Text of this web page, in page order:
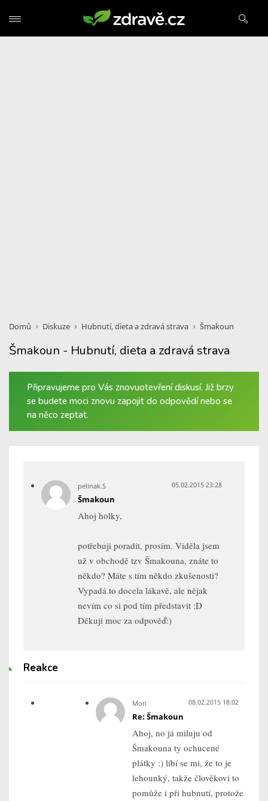
Domů Diskuze Hubnutí, dieta a zdravá strava Šmakoun
Šmakoun - Hubnutí, dieta a zdravá strava
Připravujeme pro Vás znovuotevření diskusí. Již brzy
se budete moci znovu zapojit do odpovědí nebo se
na něco zeptat.
05.02.2015 23:28
pelinak.5
Šmakoun
Ahoj holky,
potřebuji poradit, prosím. Viděla jsem
už v obchodě tzv Šmakouna, znáte to
někdo? Máte s tím někdo zkušenosti?
Vypadá to docela lákavě, ale nějak
nevím co si pod tím představit :D
Děkuji moc za odpověď:)
Reakce
08.02.2015 18:02
Mon
Re: Šmakoun
Ahoj, no já miluju od
Šmakouna ty ochucené
plátky :) líbí se mi, že to je
lehounký, takže člověkovi to
pomůže i při hubnutí, protože